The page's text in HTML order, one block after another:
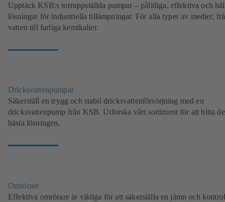
Upptäck KSB:s torruppställda pumpar – pålitliga, effektiva och
lösningar för industriella tillämpningar. För alla typer av medier,
vatten till farliga kemikalier.
Dricksvattenpumpar
Säkerställ en trygg och stabil dricksvattenförsörjning med en
dricksvattenpump från KSB. Utforska vårt sortiment för att hitta
bästa lösningen.
Omrörare
Effektiva omrörare är viktiga för att säkerställa en jämn och